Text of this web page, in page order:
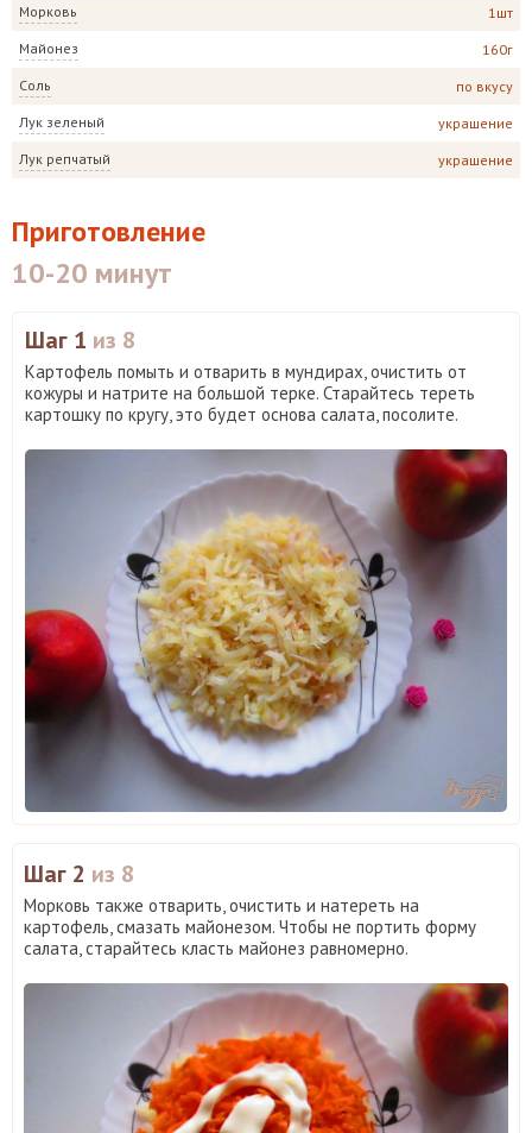
Морковь 1шт
Майонез 160г
Соль по вкусу
Лук зеленый украшение
Лук репчатый украшение
Приготовление
10-20 минут
Шаг 1 из 8
Картофель помыть и отварить в мундирах, очистить от
кожуры и натрите на большой терке. Старайтесь тереть
картошку по кругу, это будет основа салата, посолите.
Шаг 2 из 8
Морковь также отварить, очистить и натереть на
картофель, смазать майонезом. Чтобы не портить форму
салата, старайтесь класть майонез равномерно.